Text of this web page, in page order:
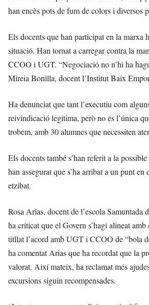
han encès pots de fum de colors i diversos
Els docents que han participat en la marxa
situació. Han tornat a carregar contra la
CCOO i UGT. “Negociació no n’hi ha
Mireia Bonilla, docent l’Institut Baix
Ha denunciat que tant l’executiu com
reivindicació legítima, però no és l’única
trobem, amb 30 alumnes que necessiten
Els docents també s’han referit a la
han assegurat que s’ha arribat a un punt
etzibat.
Rosa Arias, docent de l’escola Samuntada
ha criticat que el Govern s’hagi alineat
titllat l’acord amb UGT i CCOO de “bola
ha comentat Arias que ha recordat que la
valorat. Així mateix, ha reclamat més
excursions siguin recompensades.